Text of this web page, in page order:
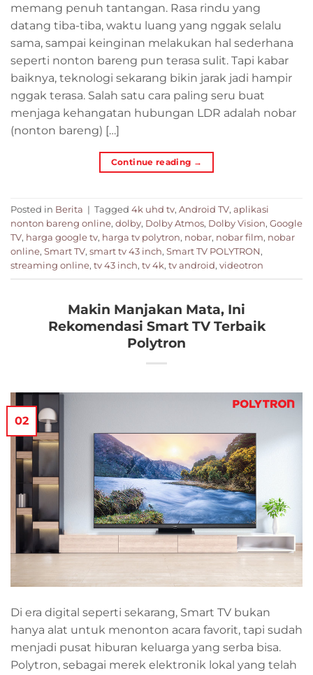
memang penuh tantangan. Rasa rindu yang
datang tiba-tiba, waktu luang yang nggak selalu
sama, sampai keinginan melakukan hal sederhana
seperti nonton bareng pun terasa sulit. Tapi kabar
baiknya, teknologi sekarang bikin jarak jadi hampir
nggak terasa. Salah satu cara paling seru buat
menjaga kehangatan hubungan LDR adalah nobar
(nonton bareng) […]
Continue reading →
Posted in Berita | Tagged 4k uhd tv, Android TV, aplikasi
nonton bareng online, dolby, Dolby Atmos, Dolby Vision, Google
TV, harga google tv, harga tv polytron, nobar, nobar film, nobar
online, Smart TV, smart tv 43 inch, Smart TV POLYTRON,
streaming online, tv 43 inch, tv 4k, tv android, videotron
Makin Manjakan Mata, Ini
Rekomendasi Smart TV Terbaik
Polytron
02
Di era digital seperti sekarang, Smart TV bukan
hanya alat untuk menonton acara favorit, tapi sudah
menjadi pusat hiburan keluarga yang serba bisa.
Polytron, sebagai merek elektronik lokal yang telah